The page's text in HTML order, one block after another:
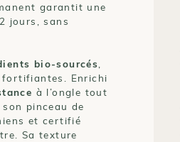
garantit une
jours, sans
bio-sourcés,
Enrichi
à l’ongle tout
pinceau de
et certifié
Sa texture